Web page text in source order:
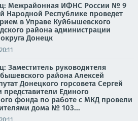
Межрайонная ИФНС России № 9
Народной Республике проведет
в Управе Куйбышевского
района администрации
Донецк
20:11
Заместитель руководителя
района Алексей
Донецкого горсовета Сергей
представители Единого
фонда по работе с МКД провели
дома № 103...